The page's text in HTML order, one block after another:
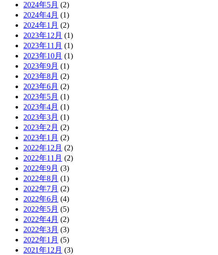
2024年5月 (2)
2024年4月 (1)
2024年1月 (2)
2023年12月 (1)
2023年11月 (1)
2023年10月 (1)
2023年9月 (1)
2023年8月 (2)
2023年6月 (2)
2023年5月 (1)
2023年4月 (1)
2023年3月 (1)
2023年2月 (2)
2023年1月 (2)
2022年12月 (2)
2022年11月 (2)
2022年9月 (3)
2022年8月 (1)
2022年7月 (2)
2022年6月 (4)
2022年5月 (5)
2022年4月 (2)
2022年3月 (3)
2022年1月 (5)
2021年12月 (3)